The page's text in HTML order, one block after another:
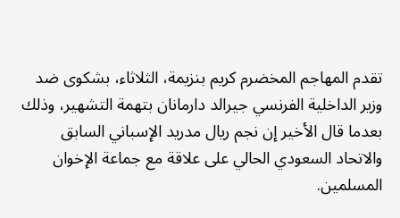
تقدم المهاجم المخضرم كريم بنزيمة، الثلاثاء، بشكوى ضد
وزير الداخلية الفرنسي جيرالد دارمانان بتهمة التشهير، وذلك
بعدما قال الأخير إن نجم ريال مدريد الإسباني السابق
والاتحاد السعودي الحالي على علاقة مع جماعة الإخوان
المسلمين.